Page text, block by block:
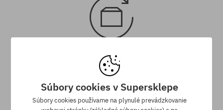
30 dní na vrátenie tovaru
Na vrátenie produktu máš 30 dní od dňa obdržania zásielky.
Súbory cookies v Supersklepe
Súbory cookies používame na plynulé prevádzkovanie